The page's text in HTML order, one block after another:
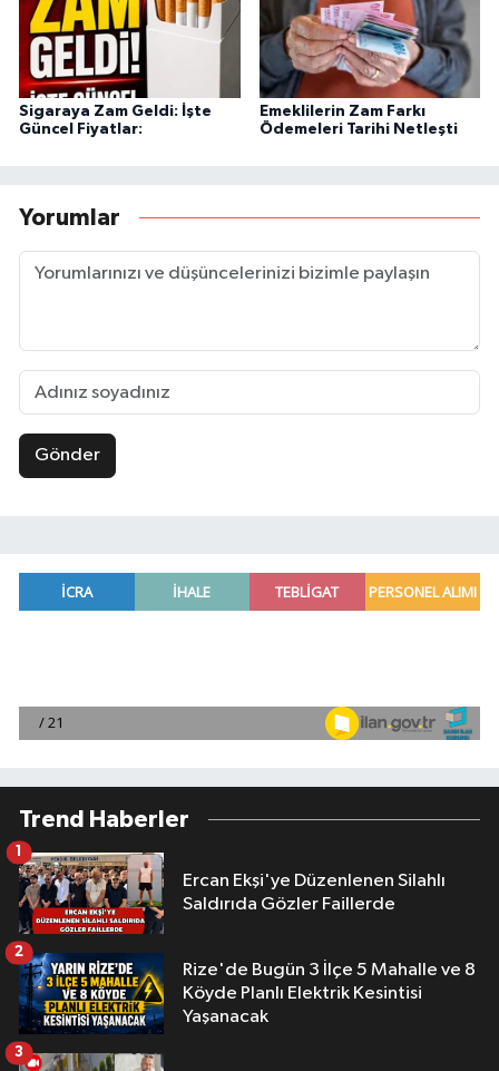
Sigaraya Zam Geldi: İşte
Güncel Fiyatlar:
Emeklilerin Zam Farkı
Ödemeleri Tarihi Netleşti
Yorumlar
Gönder
Trend Haberler
Ercan Ekşi'ye Düzenlenen Silahlı
Saldırıda Gözler Faillerde
1
Rize'de Bugün 3 İlçe 5 Mahalle ve 8
Köyde Planlı Elektrik Kesintisi
Yaşanacak
2
3